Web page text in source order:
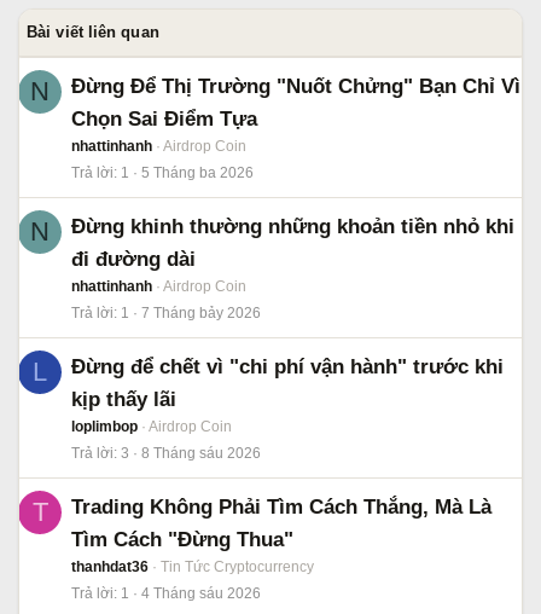
Bài viết liên quan
N
Đừng Để Thị Trường "Nuốt Chửng" Bạn Chỉ Vì
Chọn Sai Điểm Tựa
nhattinhanh
Airdrop Coin
Trả lời 1 5 Tháng ba 2026
N
Đừng khinh thường những khoản tiền nhỏ khi
đi đường dài
nhattinhanh
Airdrop Coin
Trả lời 1 7 Tháng bảy 2026
L
Đừng để chết vì "chi phí vận hành" trước khi
kịp thấy lãi
loplimbop
Airdrop Coin
Trả lời 3 8 Tháng sáu 2026
T
Trading Không Phải Tìm Cách Thắng, Mà Là
Tìm Cách "Đừng Thua"
thanhdat36
Tin Tức Cryptocurrency
Trả lời 1 4 Tháng sáu 2026